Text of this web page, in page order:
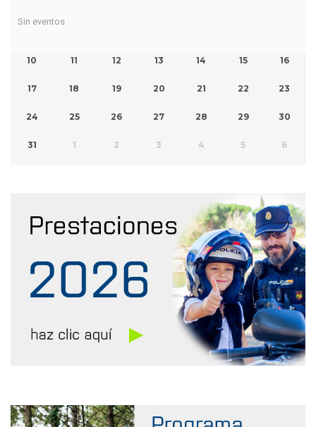
Sin eventos
10 11 12 13 14 15 16
17 18 19 20 21 22 23
24 25 26 27 28 29 30
31 1 2 3 4 5 6